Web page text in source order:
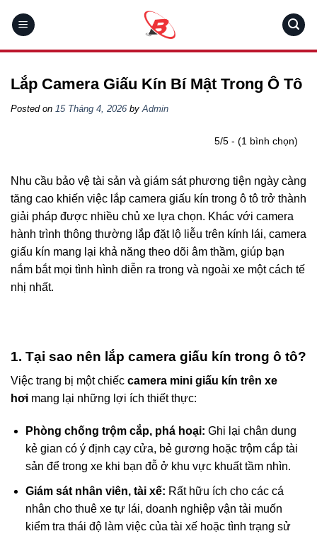
Lắp Camera Giấu Kín Bí Mật Trong Ô Tô
Posted on 15 Tháng 4, 2026 byAdmin
5/5 - (1 bình chọn)
Nhu cầu bảo vệ tài sản và giám sát phương tiện ngày càng
tăng cao khiến việc lắp camera giấu kín trong ô tô trở thành
giải pháp được nhiều chủ xe lựa chọn. Khác với camera
hành trình thông thường lắp đặt lộ liễu trên kính lái, camera
giấu kín mang lại khả năng theo dõi âm thầm, giúp bạn
nắm bắt mọi tình hình diễn ra trong và ngoài xe một cách tế
nhị nhất.
1. Tại sao nên lắp camera giấu kín trong ô tô?
Việc trang bị một chiếc camera mini giấu kín trên xe
hơi mang lại những lợi ích thiết thực:
Phòng chống trộm cắp, phá hoại: Ghi lại chân dung
kẻ gian có ý định cạy cửa, bẻ gương hoặc trộm cắp tài
sản để trong xe khi bạn đỗ ở khu vực khuất tầm nhìn.
Giám sát nhân viên, tài xế: Rất hữu ích cho các cá
nhân cho thuê xe tự lái, doanh nghiệp vận tải muốn
kiểm tra thái độ làm việc của tài xế hoặc tình trạng sử